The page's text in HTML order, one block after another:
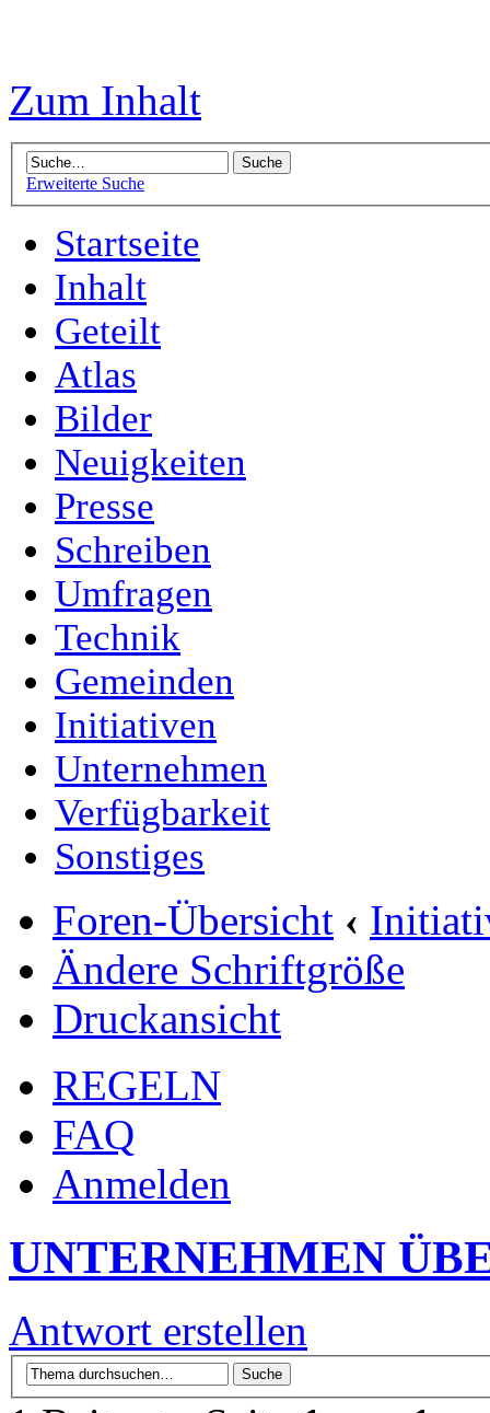
Zum Inhalt
Erweiterte Suche
Startseite
Inhalt
Geteilt
Atlas
Bilder
Neuigkeiten
Presse
Schreiben
Umfragen
Technik
Gemeinden
Initiativen
Unternehmen
Verfügbarkeit
Sonstiges
Foren-Übersicht ‹
Ändere Schriftgröße
Druckansicht
REGELN
FAQ
Anmelden
UNTERNEHMEN
Antwort erstellen